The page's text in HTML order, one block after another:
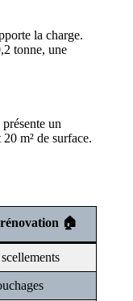
la charge.
tonne, une
un
m² de surface.
🏠